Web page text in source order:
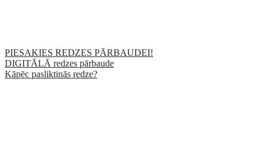
PIESAKIES REDZES PĀRBAUDEI!
DIGITĀLĀ redzes pārbaude
Kāpēc pasliktinās redze?